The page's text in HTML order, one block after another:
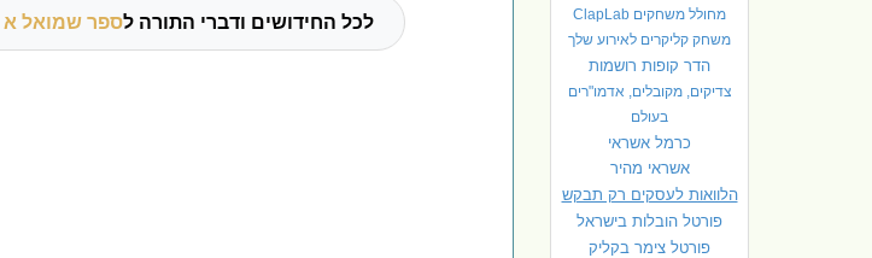
מחולל משחקים ClapLab
משחק קליקרים לאירוע שלך
הדר קופות רושמות
צדיקים, מקובלים, אדמו"רים
בעולם
כרמל אשראי
אשראי מהיר
הלוואות לעסקים רק תבקש
פורטל הובלות בישראל
פורטל צימר בקליק
לכל החידושים ודברי התורה לספר שמואל א